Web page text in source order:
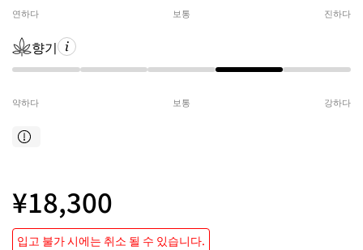
연하다 보통 진하다
향기
약하다 보통 강하다
¥18,300
입고 불가 시에는 취소 될 수 있습니다.